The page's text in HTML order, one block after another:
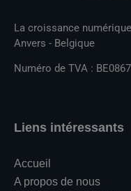
La croissance
Anvers - Belgique
Numéro de TVA :
Liens intéressants
Accueil
A propos de nous